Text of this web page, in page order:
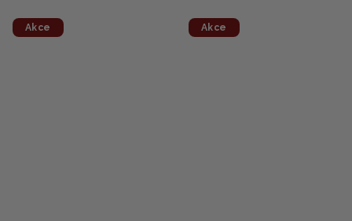
Akce Akce